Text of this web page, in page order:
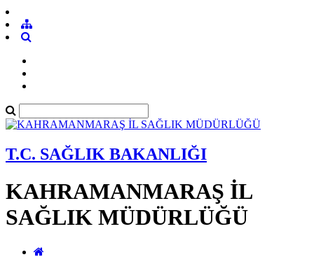
T.C. SAĞLIK BAKANLIĞI
KAHRAMANMARAŞ İL
SAĞLIK MÜDÜRLÜĞÜ